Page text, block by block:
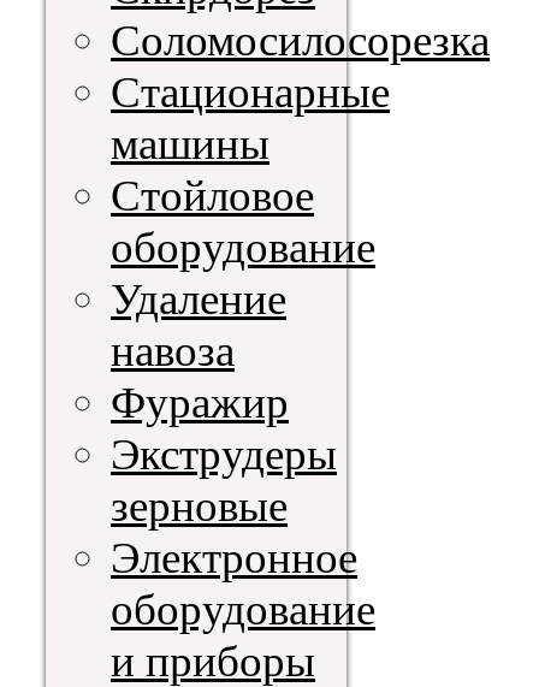
Соломосилосорезка
Стационарные
машины
Стойловое
оборудование
Удаление
навоза
Фуражир
Экструдеры
зерновые
Электронное
оборудование
и приборы